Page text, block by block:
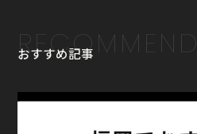
RECOMMEND
おすすめ記事